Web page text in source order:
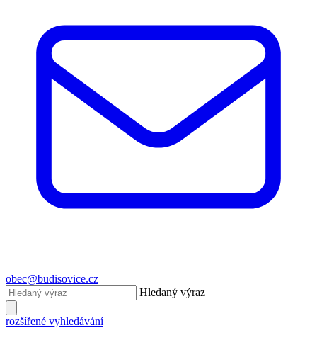
obec@budisovice.cz
Hledaný výraz
rozšířené vyhledávání